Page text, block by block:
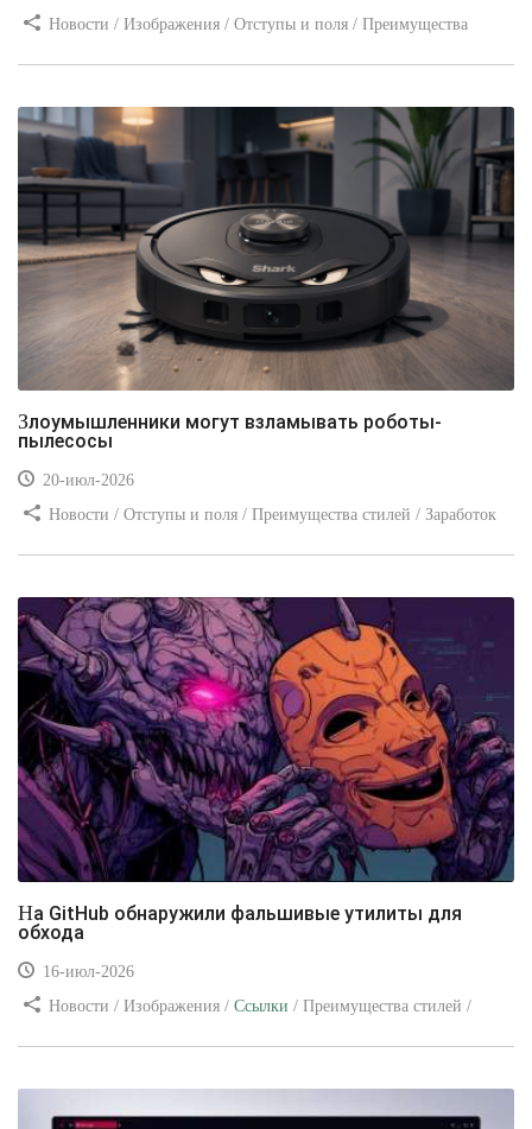
Новости / Изображения / Отступы и поля / Преимущества
Злоумышленники могут взламывать роботы-
пылесосы
20-июл-2026
Новости / Отступы и поля / Преимущества стилей / Заработок
На GitHub обнаружили фальшивые утилиты для
обхода
16-июл-2026
Новости / Изображения / Ссылки / Преимущества стилей /